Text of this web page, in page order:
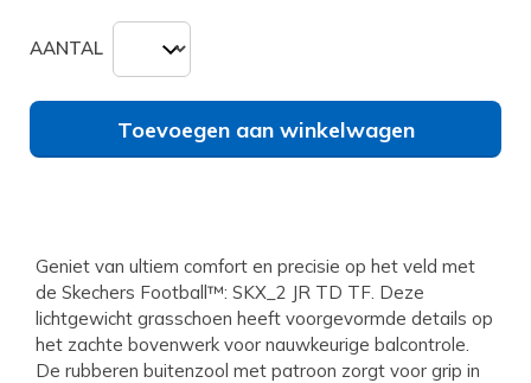
AANTAL
Toevoegen aan winkelwagen
Geniet van ultiem comfort en precisie op het veld met
de Skechers Football™: SKX_2 JR TD TF. Deze
lichtgewicht grasschoen heeft voorgevormde details op
het zachte bovenwerk voor nauwkeurige balcontrole.
De rubberen buitenzool met patroon zorgt voor grip in